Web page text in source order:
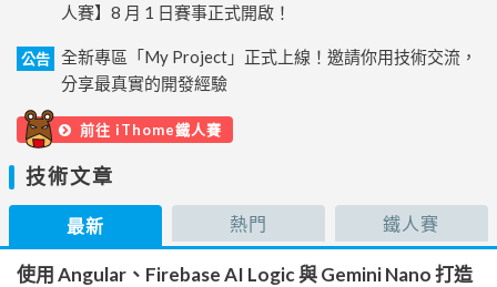
人賽】8 月 1 日賽事正式開啟！
公告
全新專區「My Project」正式上線！邀請你用技術交流，
分享最真實的開發經驗
前往 iThome鐵人賽
技術文章
最新 熱門 鐵人賽
使用 Angular、Firebase AI Logic 與 Gemini Nano 打造